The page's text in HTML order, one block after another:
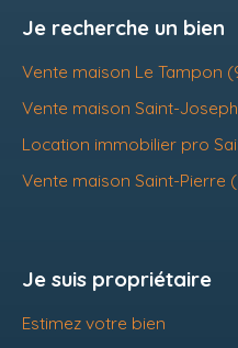
Je recherche un bien
Vente maison Le Tampon
Vente maison Saint-
Location immobilier pro
Vente maison Saint-Pierre
Je suis propriétaire
Estimez votre bien